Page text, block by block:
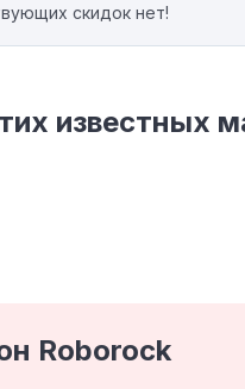
скидок нет!
известных
Roborock